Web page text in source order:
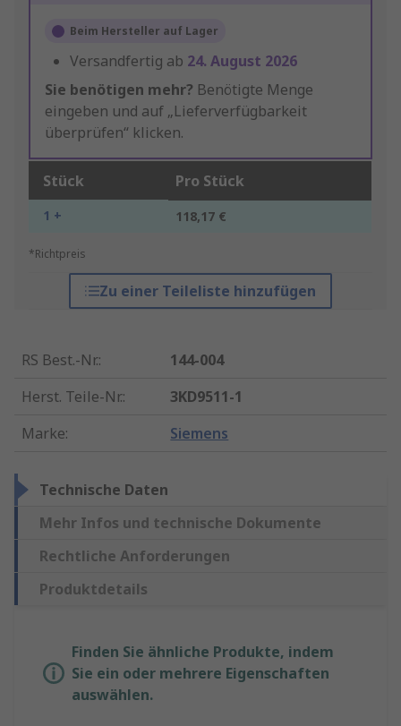
Beim Hersteller auf Lager
Versandfertig ab 24. August 2026
Sie benötigen mehr? Benötigte Menge
eingeben und auf „Lieferverfügbarkeit
überprüfen“ klicken.
Stück Pro Stück
1 + 118,17 €
*Richtpreis
Zu einer Teileliste hinzufügen
RS Best.-Nr.:
144-004
Herst. Teile-Nr.:
3KD9511-1
Marke: Siemens
Technische Daten
Mehr Infos und technische Dokumente
Rechtliche Anforderungen
Produktdetails
Finden Sie ähnliche Produkte, indem
Sie ein oder mehrere Eigenschaften
auswählen.